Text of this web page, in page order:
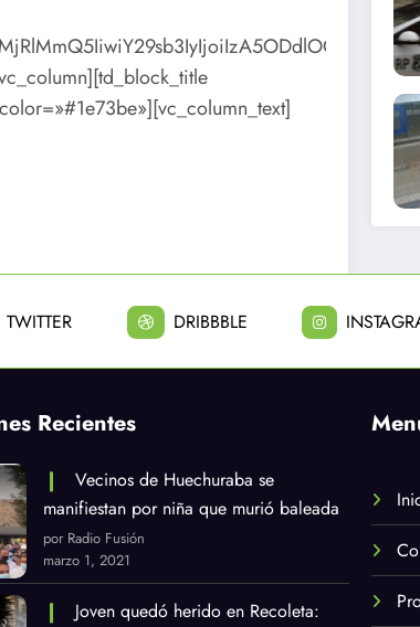
TWITTER DRIBBBLE
Recientes
Vecinos de Huechuraba se
manifiestan por niña que murió baleada
por Radio Fusión
marzo 1, 2021
Joven quedó herido en Recoleta: